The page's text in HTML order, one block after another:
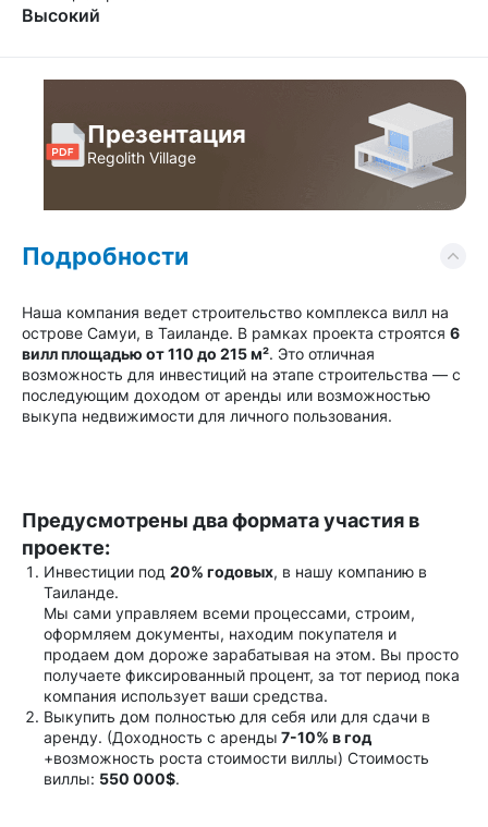
Подробности
Наша компания ведет строительство комплекса вилл на
острове Самуи, в Таиланде. В рамках проекта строятся 6
вилл площадью от 110 до 215 м². Это отличная
возможность для инвестиций на этапе строительства — с
последующим доходом от аренды или возможностью
выкупа недвижимости для личного пользования.
Предусмотрены два формата участия в
проекте:
Инвестиции под 20% годовых, в нашу компанию в
Таиланде.
Мы сами управляем всеми процессами, строим,
оформляем документы, находим покупателя и
продаем дом дороже зарабатывая на этом. Вы просто
получаете фиксированный процент, за тот период пока
компания использует ваши средства.
Выкупить дом полностью для себя или для сдачи в
аренду. (Доходность с аренды 7-10% в год
+возможность роста стоимости виллы) Стоимость
виллы: 550 000$.
Высокий
Презентация
Regolith Village